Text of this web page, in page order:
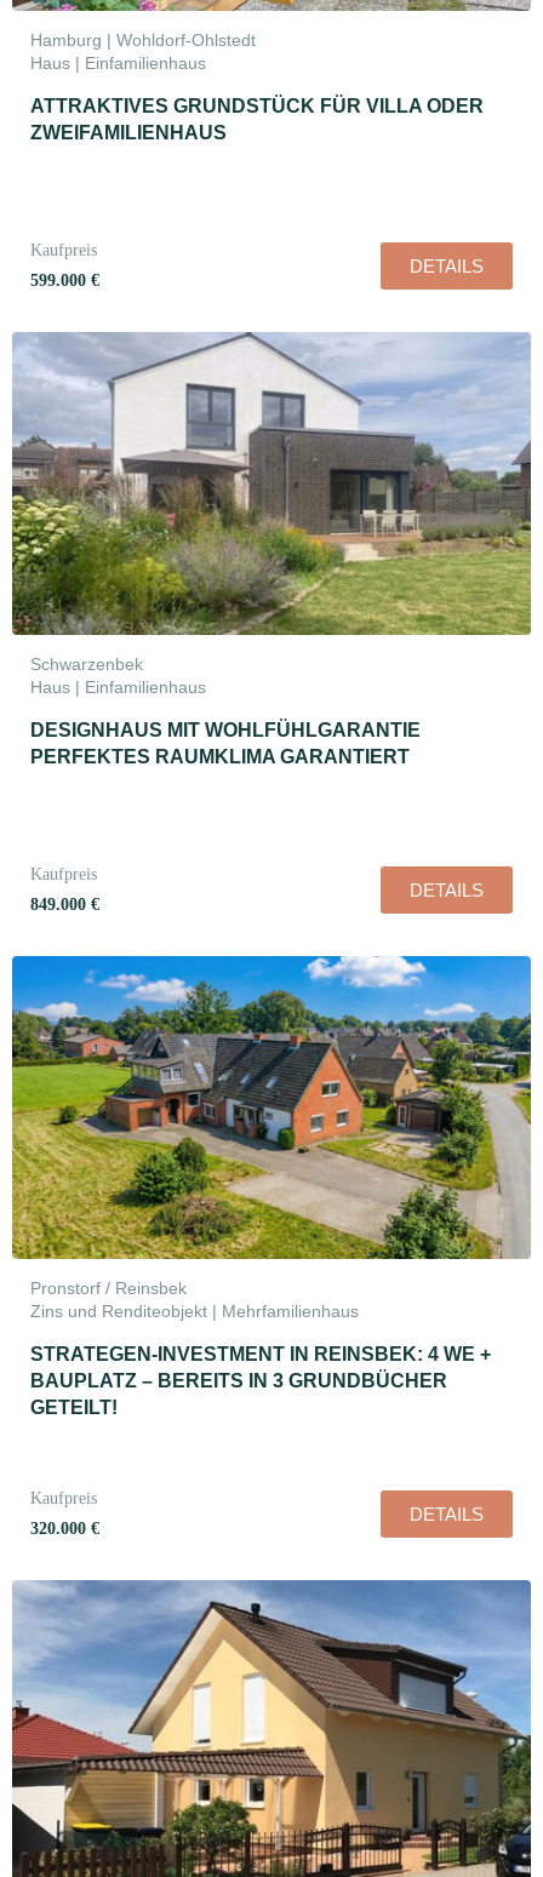
Hamburg | Wohldorf-Ohlstedt
Haus | Einfamilienhaus
ATTRAKTIVES GRUNDSTÜCK FÜR VILLA ODER
ZWEIFAMILIENHAUS
Kaufpreis
599.000 €
DETAILS
Schwarzenbek
Haus | Einfamilienhaus
DESIGNHAUS MIT WOHLFÜHLGARANTIE
PERFEKTES RAUMKLIMA GARANTIERT
Kaufpreis
849.000 €
DETAILS
Pronstorf / Reinsbek
Zins und Renditeobjekt | Mehrfamilienhaus
STRATEGEN-INVESTMENT IN REINSBEK: 4 WE +
BAUPLATZ – BEREITS IN 3 GRUNDBÜCHER
GETEILT!
Kaufpreis
320.000 €
DETAILS